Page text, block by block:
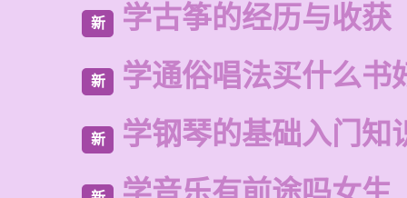
新 学古筝的经历与收获
新 学通俗唱法买什么书
新 学钢琴的基础入门知